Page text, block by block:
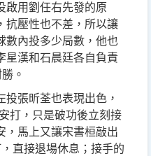
啟用劉任右先發的原
抗壓性也不差，所以讓
數內投多少局數，他也
星漢和石晨廷各自負責
。
張昕荃也表現出色，
打，只是破功後立刻接
，馬上又讓宋書桓敲出
直接退場休息；接手的